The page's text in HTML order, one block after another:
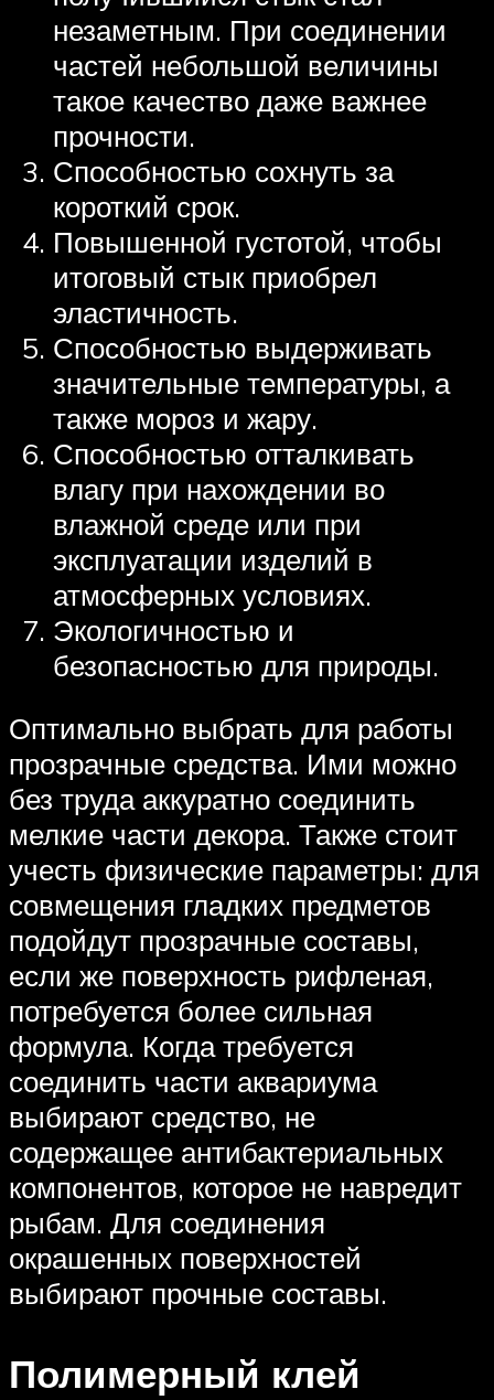
незаметным. При соединении
частей небольшой величины
такое качество даже важнее
прочности.
Способностью сохнуть за
короткий срок.
Повышенной густотой, чтобы
итоговый стык приобрел
эластичность.
Способностью выдерживать
значительные температуры, а
также мороз и жару.
Способностью отталкивать
влагу при нахождении во
влажной среде или при
эксплуатации изделий в
атмосферных условиях.
Экологичностью и
безопасностью для природы.
Оптимально выбрать для работы
прозрачные средства. Ими можно
без труда аккуратно соединить
мелкие части декора. Также стоит
учесть физические параметры: для
совмещения гладких предметов
подойдут прозрачные составы,
если же поверхность рифленая,
потребуется более сильная
формула. Когда требуется
соединить части аквариума
выбирают средство, не
содержащее антибактериальных
компонентов, которое не навредит
рыбам. Для соединения
окрашенных поверхностей
выбирают прочные составы.
Полимерный клей